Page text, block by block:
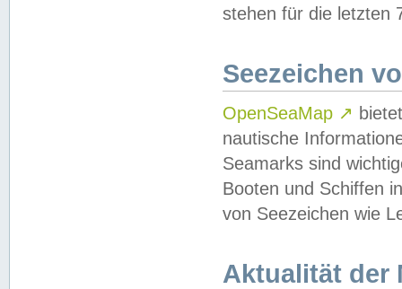
stehen für die letzten
Seezeichen
OpenSeaMap ↗
nautische
Seamarks sind
Booten und Schiffen
von Seezeichen wie
Aktualität der